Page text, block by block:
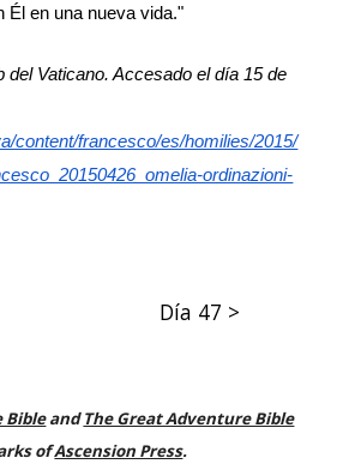
Él en una nueva vida."
del Vaticano. Accesado el día 15 de
content/francesco/es/homilies/2015/
ordinazioni-
Día 47 >
BibleandThe Great Adventure Bible
ofAscension Press.